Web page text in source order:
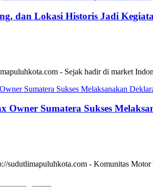
dan Lokasi Historis Jadi
- Sejak hadir di market
Owner Sumatera Sukses
sudutlimapuluhkota.com - Komunitas Motor